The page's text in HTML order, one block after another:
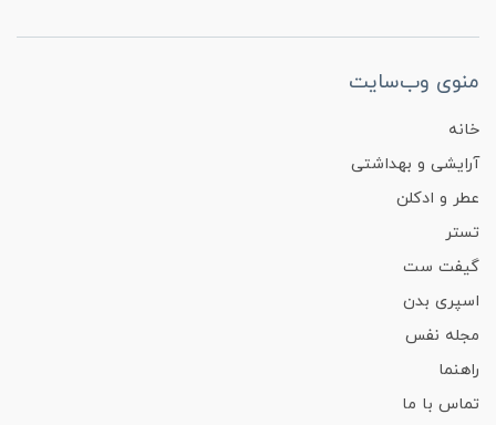
منوی وب‌سایت
خانه
آرایشی و بهداشتی
عطر و ادکلن
تستر
گیفت ست
اسپری بدن
مجله نفس
راهنما
تماس با ما